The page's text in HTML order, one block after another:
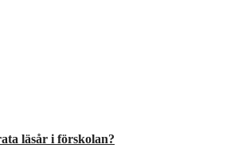
läsår i förskolan?